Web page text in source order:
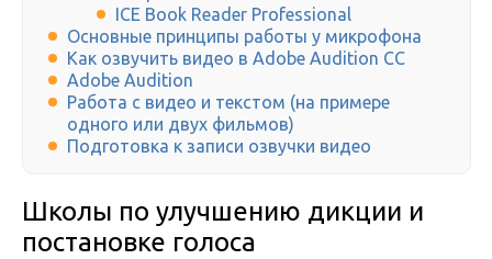
ICE Book Reader Professional
Основные принципы работы у микрофона
Как озвучить видео в Adobe Audition CC
Adobe Audition
Работа с видео и текстом (на примере
одного или двух фильмов)
Подготовка к записи озвучки видео
Школы по улучшению дикции и
постановке голоса